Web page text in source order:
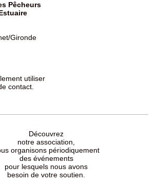
Pêcheurs
Gironde
utiliser
contact.
Découvrez
notre association,
organisons périodiquement
des événements
pour lesquels nous avons
besoin de votre soutien.